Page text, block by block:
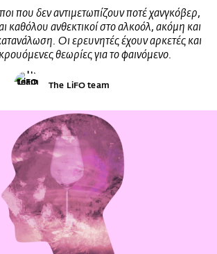
που δεν αντιμετωπίζουν ποτέ χανγκόβερ,
καθόλου ανθεκτικοί στο αλκοόλ, ακόμη και
Οι ερευνητές έχουν αρκετές και
θεωρίες για το φαινόμενο.
The LiFO team